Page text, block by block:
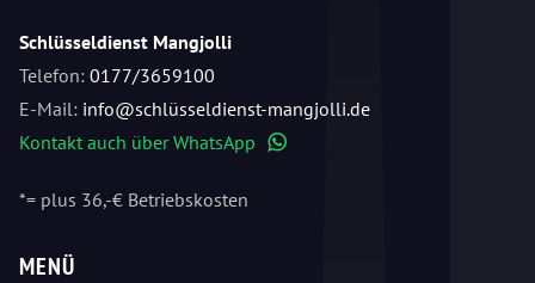
Schlüsseldienst Mangjolli
Telefon: 0177/3659100
E-Mail: info@schlüsseldienst-mangjolli.de
Kontakt auch über WhatsApp
*= plus 36,-€ Betriebskosten
MENÜ